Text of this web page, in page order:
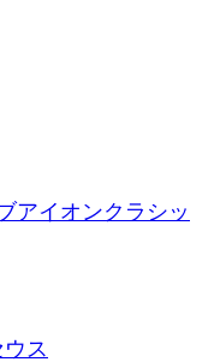
アイオンクラシッ
ス